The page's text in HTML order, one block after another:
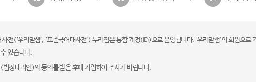
전(‘우리말샘’, ‘표준국어대사전’) 누리집은 통합 계정(ID)으로 운영됩니다. ‘우리말샘’의 회원으
있습니다.
정대리인)의 동의를 받은 후에 가입하여 주시기 바랍니다.